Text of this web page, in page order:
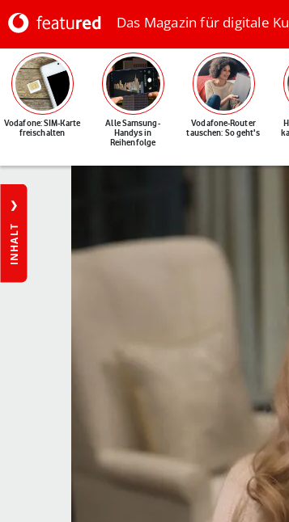
Das Magazin für digitale
Vodafone: SIM-Karte
freischalten
Alle Samsung-
Handys in
Reihenfolge
Vodafone-Router
tauschen: So geht's
INHALT